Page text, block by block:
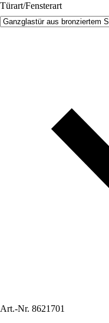
Türart/Fensterart
Art.-Nr. 8621701